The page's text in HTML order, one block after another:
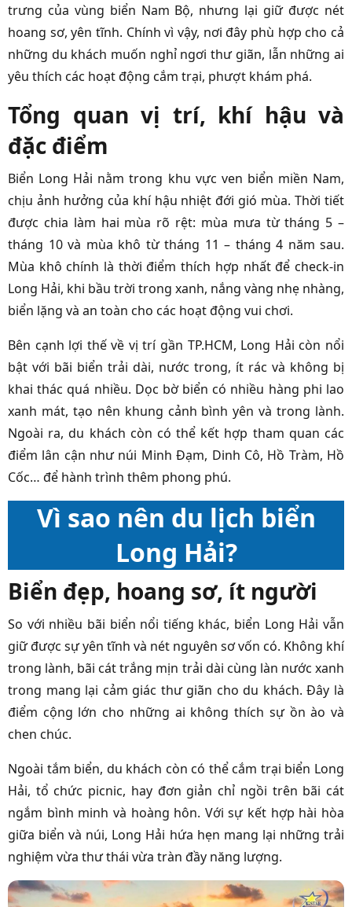
trưng của vùng biển Nam Bộ, nhưng lại giữ được nét
hoang sơ, yên tĩnh. Chính vì vậy, nơi đây phù hợp cho cả
những du khách muốn nghỉ ngơi thư giãn, lẫn những ai
yêu thích các hoạt động cắm trại, phượt khám phá.
Tổng quan vị trí, khí hậu và
đặc điểm
Biển Long Hải nằm trong khu vực ven biển miền Nam,
chịu ảnh hưởng của khí hậu nhiệt đới gió mùa. Thời tiết
được chia làm hai mùa rõ rệt: mùa mưa từ tháng 5 –
tháng 10 và mùa khô từ tháng 11 – tháng 4 năm sau.
Mùa khô chính là thời điểm thích hợp nhất để check-in
Long Hải, khi bầu trời trong xanh, nắng vàng nhẹ nhàng,
biển lặng và an toàn cho các hoạt động vui chơi.
Bên cạnh lợi thế về vị trí gần TP.HCM, Long Hải còn nổi
bật với bãi biển trải dài, nước trong, ít rác và không bị
khai thác quá nhiều. Dọc bờ biển có nhiều hàng phi lao
xanh mát, tạo nên khung cảnh bình yên và trong lành.
Ngoài ra, du khách còn có thể kết hợp tham quan các
điểm lân cận như núi Minh Đạm, Dinh Cô, Hồ Tràm, Hồ
Cốc… để hành trình thêm phong phú.
Vì sao nên du lịch biển
Long Hải?
Biển đẹp, hoang sơ, ít người
So với nhiều bãi biển nổi tiếng khác, biển Long Hải vẫn
giữ được sự yên tĩnh và nét nguyên sơ vốn có. Không khí
trong lành, bãi cát trắng mịn trải dài cùng làn nước xanh
trong mang lại cảm giác thư giãn cho du khách. Đây là
điểm cộng lớn cho những ai không thích sự ồn ào và
chen chúc.
Ngoài tắm biển, du khách còn có thể cắm trại biển Long
Hải, tổ chức picnic, hay đơn giản chỉ ngồi trên bãi cát
ngắm bình minh và hoàng hôn. Với sự kết hợp hài hòa
giữa biển và núi, Long Hải hứa hẹn mang lại những trải
nghiệm vừa thư thái vừa tràn đầy năng lượng.